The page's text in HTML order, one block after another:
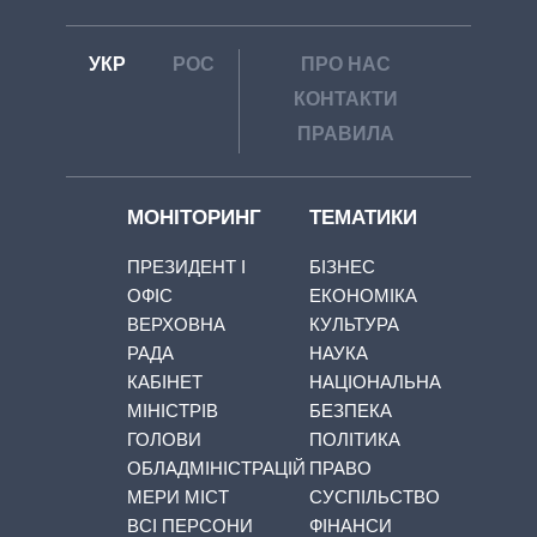
УКР РОС
ПРО НАС
КОНТАКТИ
ПРАВИЛА
МОНІТОРИНГ
ПРЕЗИДЕНТ І
ОФІС
ВЕРХОВНА
РАДА
КАБІНЕТ
МІНІСТРІВ
ГОЛОВИ
ОБЛАДМІНІСТРАЦІЙ
МЕРИ МІСТ
ВСІ ПЕРСОНИ
ТЕМАТИКИ
БІЗНЕС
ЕКОНОМІКА
КУЛЬТУРА
НАУКА
НАЦІОНАЛЬНА
БЕЗПЕКА
ПОЛІТИКА
ПРАВО
СУСПІЛЬСТВО
ФІНАНСИ